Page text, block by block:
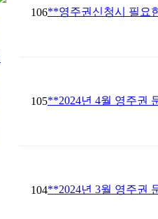
106**영주권신청시 필요
105**2024년 4월 영주권
104**2024년 3월 영주권